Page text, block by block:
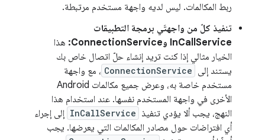
ربط المكالمات. ليس لديه واجهة مستخدم مرتبطة.
تنفيذ كلّ من واجهتَي برمجة التطبيقات
InCallService وConnectionService:
هذا
الخيار مثالي إذا كنت تريد إنشاء حلّ اتصال خاص بك
يستند إلى ConnectionService ، مع واجهة
مستخدم خاصة به، وعرض جميع مكالمات Android
الأخرى في واجهة المستخدم نفسها. عند استخدام هذا
النهج، يجب ألا يؤدي تنفيذ InCallService إلى إجراء
أي افتراضات حول مصادر المكالمات التي يعرضها. يجب